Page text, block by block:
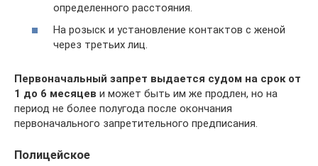
определенного расстояния.
На розыск и установление контактов с женой
через третьих лиц.
Первоначальный запрет выдается судом на срок от
1 до 6 месяцев и может быть им же продлен, но на
период не более полугода после окончания
первоначального запретительного предписания.
Полицейское